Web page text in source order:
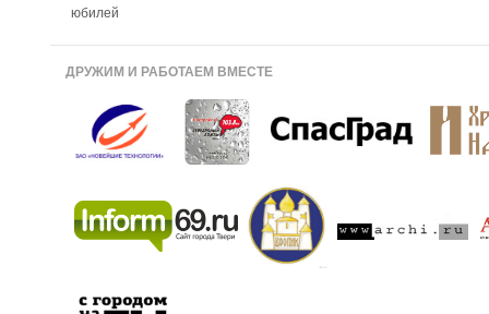
юбилей
ДРУЖИМ И РАБОТАЕМ ВМЕСТЕ